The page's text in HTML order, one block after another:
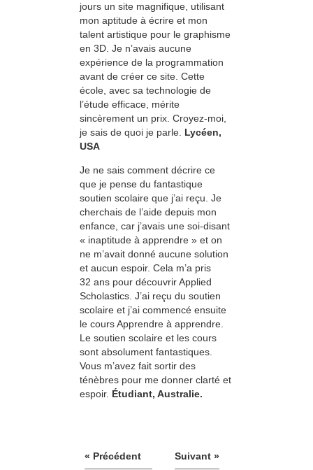
jours un site magnifique, utilisant
mon aptitude à écrire et mon
talent artistique pour le graphisme
en 3D. Je n’avais aucune
expérience de la programmation
avant de créer ce site. Cette
école, avec sa technologie de
l’étude efficace, mérite
sincèrement un prix. Croyez-moi,
je sais de quoi je parle. Lycéen,
USA
Je ne sais comment décrire ce
que je pense du fantastique
soutien scolaire que j’ai reçu. Je
cherchais de l’aide depuis mon
enfance, car j’avais une soi-disant
« inaptitude à apprendre » et on
ne m’avait donné aucune solution
et aucun espoir. Cela m’a pris
32 ans pour découvrir Applied
Scholastics. J’ai reçu du soutien
scolaire et j’ai commencé ensuite
le cours Apprendre à apprendre.
Le soutien scolaire et les cours
sont absolument fantastiques.
Vous m’avez fait sortir des
ténèbres pour me donner clarté et
espoir. Étudiant, Australie.
« Précédent Suivant »